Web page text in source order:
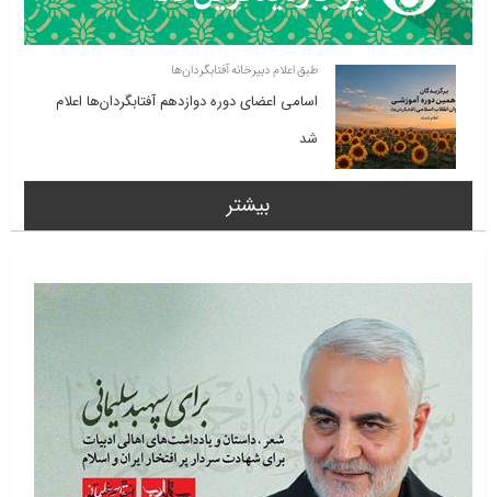
طبق اعلام دبیرخانه آفتابگردان‌ها
اسامی اعضای دوره دوازدهم آفتابگردان‌ها اعلام
شد
بیشتر